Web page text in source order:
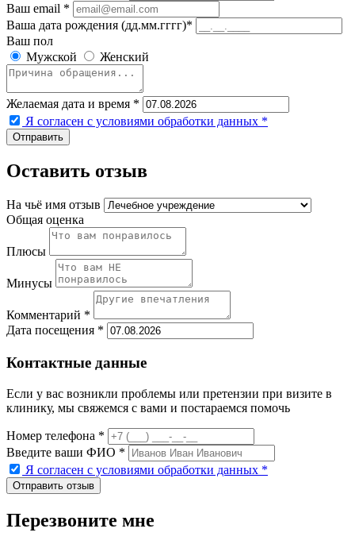
Ваш email *
Ваша дата рождения (дд.мм.гггг)*
Ваш пол
Мужской
Женский
Желаемая дата и время *
Я согласен с условиями обработки данных *
Оставить отзыв
На чьё имя отзыв
Общая оценка
Плюсы
Минусы
Комментарий *
Дата посещения *
Контактные данные
Если у вас возникли проблемы или претензии при визите в
клинику, мы свяжемся с вами и постараемся помочь
Номер телефона *
Введите ваши ФИО *
Я согласен с условиями обработки данных *
Перезвоните мне